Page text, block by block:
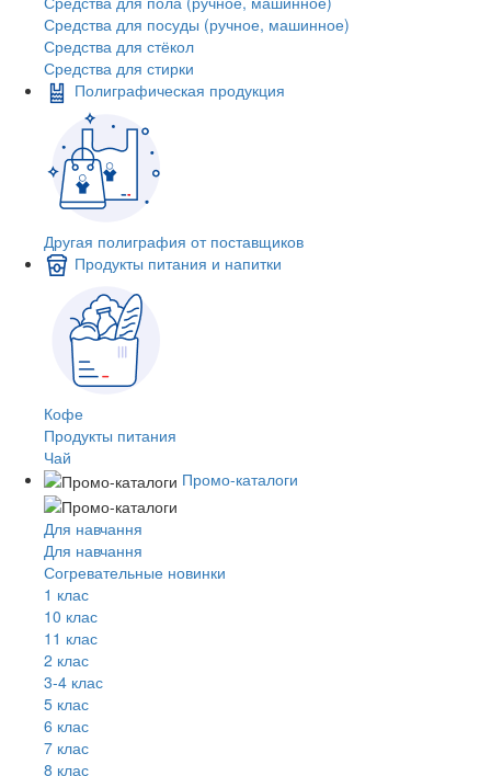
Средства для посуды (ручное, машинное)
Средства для стёкол
Средства для стирки
Полиграфическая продукция
Другая полиграфия от поставщиков
Продукты питания и напитки
Кофе
Продукты питания
Чай
Промо-каталоги
Для навчання
Для навчання
Согревательные новинки
1 клас
10 клас
11 клас
2 клас
3-4 клас
5 клас
6 клас
7 клас
8 клас